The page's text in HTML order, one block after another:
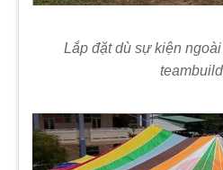
Lắp đặt dù sự kiện